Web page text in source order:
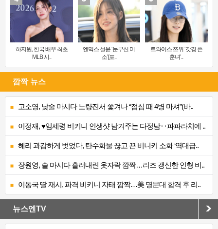
하지원, 한국 배우 최초
MLB 시..
엔믹스 설윤 ‘눈부신 미
소’[포..
트와이스 쯔위 ‘갓경 쓴
훈녀’..
깜짝 뉴스
고소영, 낮술 마시다 노량진서 쫓겨나 “점심 때 4병 마셔”(바..
이정재, ♥임세령 비키니 인생샷 남겨주는 다정남‥파파라치에 ..
혜리 과감하게 벗었다, 탄수화물 끊고 끈 비니키 소화 ‘역대급..
장원영, 술 마시다 흘러내린 옷자락 깜짝…리즈 갱신한 인형 비..
이동국 딸 재시, 파격 비키니 자태 깜짝…美 명문대 합격 후 리..
뉴스엔TV